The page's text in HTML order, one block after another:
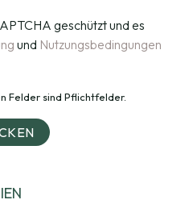
geschützt und es
und Nutzungsbedingungen
Felder sind Pflichtfelder.